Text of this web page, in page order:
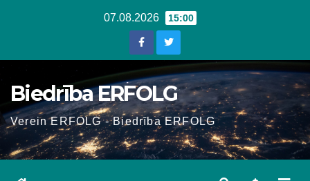
07.08.2026 15:00
Biedrība ERFOLG
Verein ERFOLG - Biedrība ERFOLG